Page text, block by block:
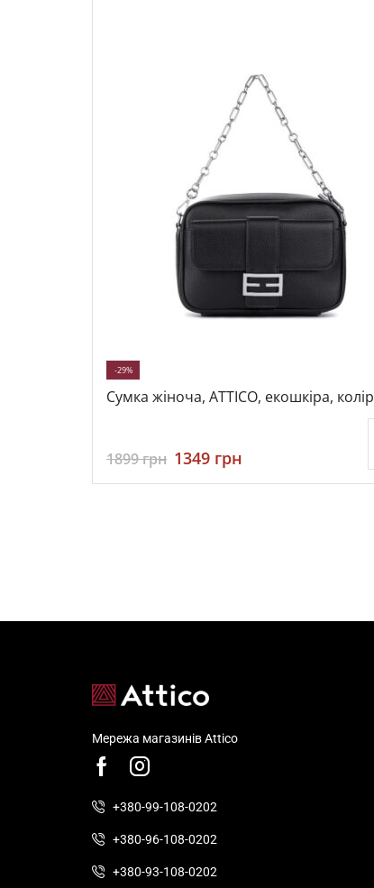
Сумка жіноча, ATTICO, екошкіра, колір
-29%
1899грн 1349 грн
Мережа магазинів Attico
+380-99-108-0202
+380-96-108-0202
+380-93-108-0202